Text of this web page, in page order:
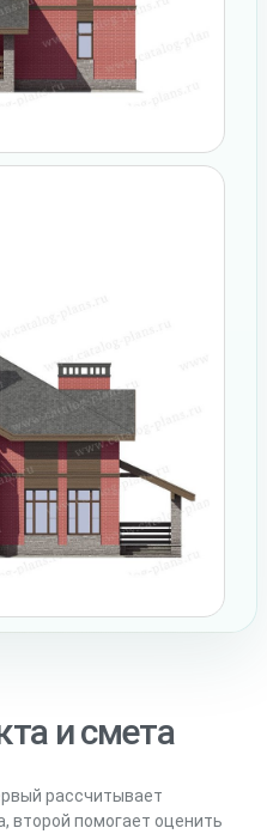
и смета
рассчитывает
второй помогает оценить